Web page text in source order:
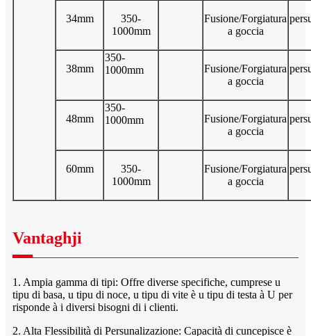
34mm
350-
1000mm
Fusione/Forgiatura
a goccia
38mm
350-
1000mm
Fusione/Forgiatura
a goccia
48mm
350-
1000mm
Fusione/Forgiatura
a goccia
60mm
350-
1000mm
Fusione/Forgiatura
a goccia
Vantaghji
1. Ampia gamma di tipi: Offre diverse specifiche, cumprese u
tipu di basa, u tipu di noce, u tipu di vite è u tipu di testa à U per
risponde à i diversi bisogni di i clienti.
2. Alta Flessibilità di Persunalizazione: Capacità di cuncepisce è